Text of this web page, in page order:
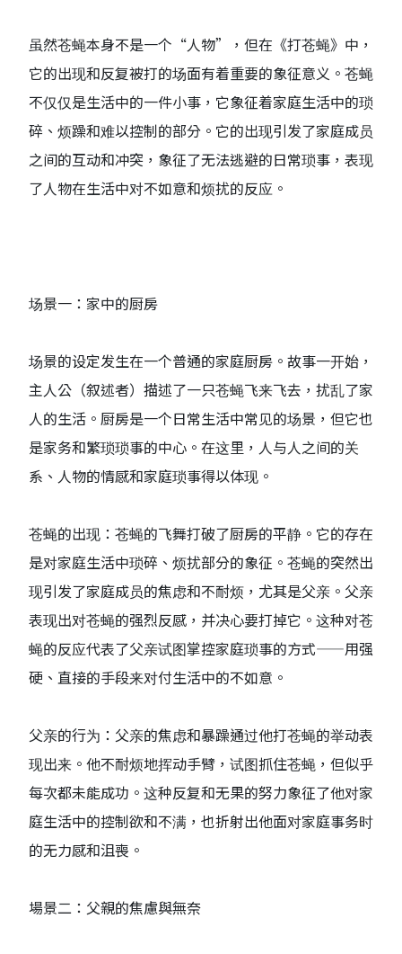
虽然苍蝇本身不是一个“人物”，但在《打苍蝇》中，
它的出现和反复被打的场面有着重要的象征意义。苍蝇
不仅仅是生活中的一件小事，它象征着家庭生活中的琐
碎、烦躁和难以控制的部分。它的出现引发了家庭成员
之间的互动和冲突，象征了无法逃避的日常琐事，表现
了人物在生活中对不如意和烦扰的反应。
场景一：家中的厨房
场景的设定发生在一个普通的家庭厨房。故事一开始，
主人公（叙述者）描述了一只苍蝇飞来飞去，扰乱了家
人的生活。厨房是一个日常生活中常见的场景，但它也
是家务和繁琐琐事的中心。在这里，人与人之间的关
系、人物的情感和家庭琐事得以体现。
苍蝇的出现：苍蝇的飞舞打破了厨房的平静。它的存在
是对家庭生活中琐碎、烦扰部分的象征。苍蝇的突然出
现引发了家庭成员的焦虑和不耐烦，尤其是父亲。父亲
表现出对苍蝇的强烈反感，并决心要打掉它。这种对苍
蝇的反应代表了父亲试图掌控家庭琐事的方式——用强
硬、直接的手段来对付生活中的不如意。
父亲的行为：父亲的焦虑和暴躁通过他打苍蝇的举动表
现出来。他不耐烦地挥动手臂，试图抓住苍蝇，但似乎
每次都未能成功。这种反复和无果的努力象征了他对家
庭生活中的控制欲和不满，也折射出他面对家庭事务时
的无力感和沮喪。
場景二：父親的焦慮與無奈